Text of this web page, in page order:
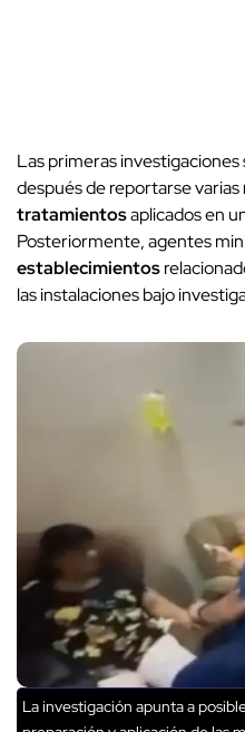
Las primeras
después de reportarse varias
tratamientosaplicados en
Posteriormente, agentes
establecimientos
las instalaciones bajo
La investigación apunta a